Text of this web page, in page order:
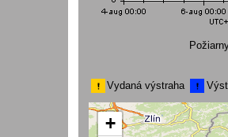
Vydaná výstraha
+